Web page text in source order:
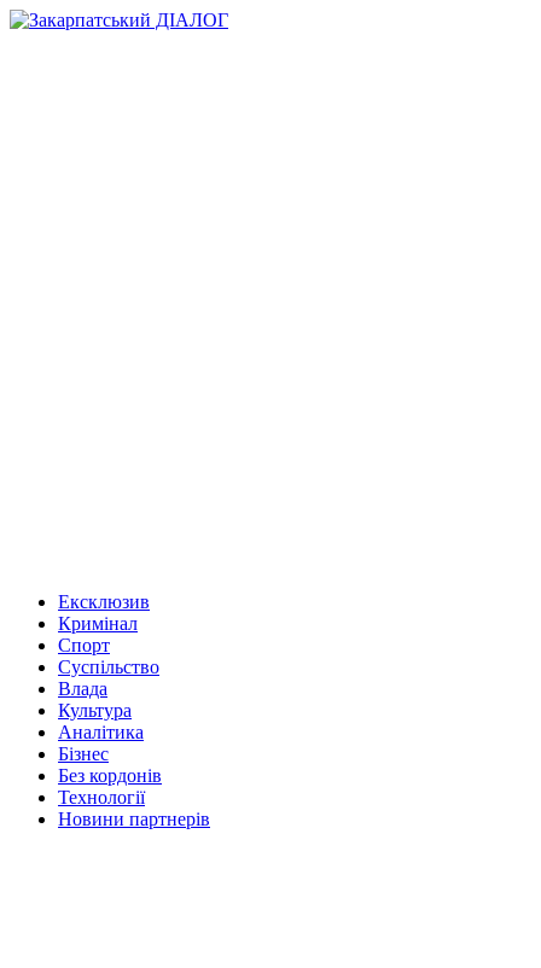
Ексклюзив
Кримінал
Спорт
Суспільство
Влада
Культура
Аналітика
Бізнес
Без кордонів
Технології
Новини партнерів